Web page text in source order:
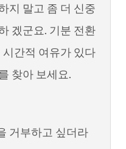
지 말고 좀 더 신중
겠군요. 기분 전환
간적 여유가 있다
찾아 보세요.
거부하고 싶더라